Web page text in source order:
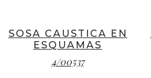
SOSA CAUSTICA EN
ESQUAMAS
4/00537